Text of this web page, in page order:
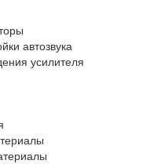
автозвука
усилителя